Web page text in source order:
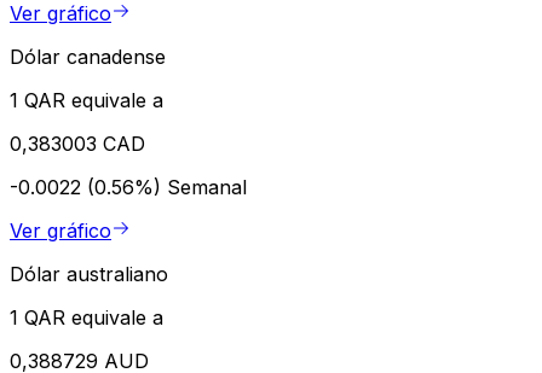
Ver gráfico
Dólar canadense
1 QAR equivale a
0,383003 CAD
-0.0022 (0.56%) Semanal
Ver gráfico
Dólar australiano
1 QAR equivale a
0,388729 AUD